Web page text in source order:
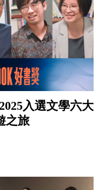
入選文學六大
之旅